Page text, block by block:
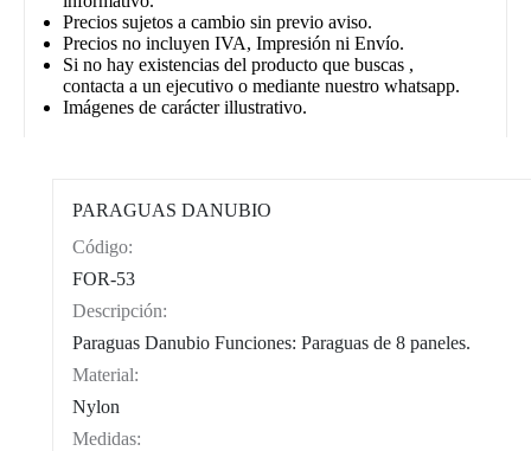
Precios sujetos a cambio sin previo aviso.
Precios no incluyen IVA, Impresión ni Envío.
Si no hay existencias del producto que buscas ,
contacta a un ejecutivo o mediante nuestro whatsapp.
Imágenes de carácter illustrativo.
PARAGUAS DANUBIO
Código:
FOR-53
Descripción:
Paraguas Danubio Funciones: Paraguas de 8 paneles.
Material:
Nylon
Medidas: